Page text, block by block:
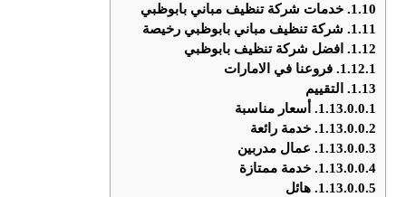
1.10. خدمات شركة تنظيف مباني بابوظبي
1.11. شركة تنظيف مباني بابوظبي رخيصة
1.12.
افضل شركة تنظيف بابوظبي
1.12.1. فروعنا في الامارات
1.13.
التقييم
1.13.0.0.1.
أسعار مناسبة
1.13.0.0.2. خدمة رائعة
1.13.0.0.3. عمال مدربين
1.13.0.0.4. خدمة ممتازة
1.13.0.0.5. هائل